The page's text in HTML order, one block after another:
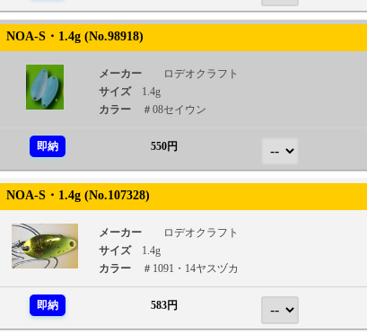
NOA-S・1.4g (No.98918)
メーカー
ロデオクラフト
サイズ
1.4g
カラー
＃08セイウン
即納 550円
NOA-S・1.4g (No.107328)
メーカー
ロデオクラフト
サイズ
1.4g
カラー
＃1091・14ヤスヅカ
即納 583円